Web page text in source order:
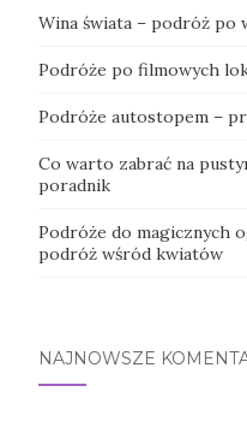
Wina świata – podróż po
Podróże po filmowych
Podróże autostopem –
Co warto zabrać na
poradnik
Podróże do magicznych
podróż wśród kwiatów
NAJNOWSZE